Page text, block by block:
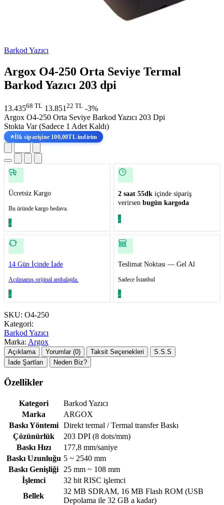
Barkod Yazıcı
Argox O4-250 Orta Seviye Termal
Barkod Yazıcı 203 dpi
13.43568 TL 13.851 22 TL -3%
Argox O4-250 Orta Seviye Barkod Yazıcı 203 Dpi
Stokta Var (Sadece 1 Adet Kaldı)
⭐İlk siparişine 100,00TL indirim
Ücretsiz Kargo
Bu üründe kargo bedava.
2 saat 55dk içinde sipariş
verirsen bugün kargoda
14 Gün İçinde İade
Açılmamış orijinal ambalajda.
Teslimat Noktası — Gel Al
Sadece İstanbul
SKU: O4-250
Kategori:
Barkod Yazıcı
Marka: Argox
Açıklama Yorumlar (0) Taksit Seçenekleri
S.S.S
İade Şartları
Neden Biz?
Özellikler
Kategori
Barkod Yazıcı
Marka
ARGOX
Baskı Yöntemi
Direkt termal / Termal transfer Baskı
Çözünürlük
203 DPI (8 dots/mm)
Baskı Hızı
177,8 mm/saniye
Baskı Uzunluğu 5 ~ 2540 mm
Baskı Genişliği
25 mm ~ 108 mm
İşlemci
32 bit RISC işlemci
Bellek
32 MB SDRAM, 16 MB Flash ROM (USB
Depolama ile 32 GB a kadar)